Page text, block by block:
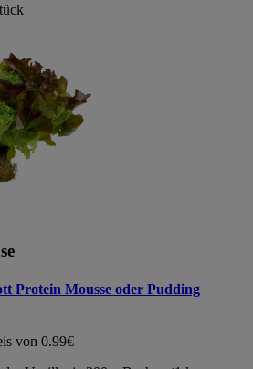
Protein Mousse oder Pudding
von 0.99€